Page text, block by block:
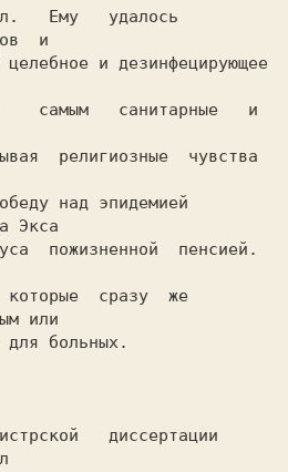
Ему   удалось
и
и дезинфецирующее
самым   санитарные   и
религиозные  чувства
над эпидемией
Экса
пожизненной  пенсией.
сразу  же
или
больных.